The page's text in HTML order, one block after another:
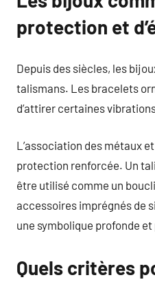
protection et
Depuis des siècles, les
talismans. Les bracelets
d’attirer certaines
L’association des métaux
protection renforcée. Un
être utilisé comme un
accessoires imprégnés de
une symbolique profonde
Quels critères